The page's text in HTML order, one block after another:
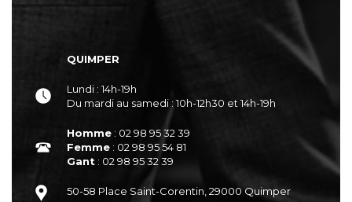
QUIMPER
Lundi : 14h-19h
Du mardi au samedi : 10h-12h30 et 14h-19h
Homme : 02 98 95 32 39
Femme : 02 98 95 54 81
Gant : 02 98 95 32 39
50-58 Place Saint-Corentin, 29000 Quimper